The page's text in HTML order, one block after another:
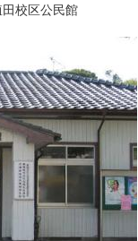
田校区公民館